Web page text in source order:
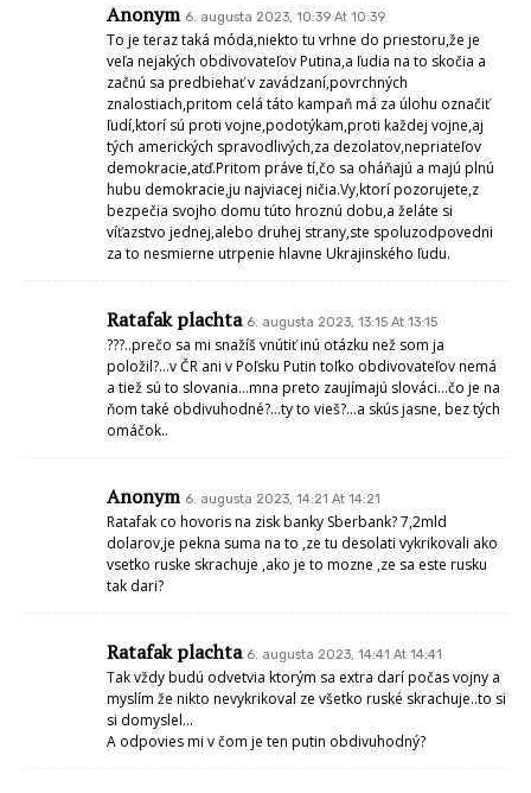
Anonym 6. augusta 2023, 10:39 At 10:39
To je teraz taká móda,niekto tu vrhne do priestoru,že je
veľa nejakých obdivovateľov Putina,a ľudia na to skočia a
začnú sa predbiehať v zavádzaní,povrchných
znalostiach,pritom celá táto kampaň má za úlohu označiť
ľudí,ktorí sú proti vojne,podotýkam,proti každej vojne,aj
tých amerických spravodlivých,za dezolatov,nepriateľov
demokracie,atď.Pritom práve tí,čo sa oháňajú a majú plnú
hubu demokracie,ju najviacej ničia.Vy,ktorí pozorujete,z
bezpečia svojho domu túto hroznú dobu,a želáte si
víťazstvo jednej,alebo druhej strany,ste spoluzodpovedni
za to nesmierne utrpenie hlavne Ukrajinského ľudu.
Ratafak plachta 6. augusta 2023, 13:15 At 13:15
???..prečo sa mi snažíš vnútiť inú otázku než som ja
položil?…v ČR ani v Poľsku Putin toľko obdivovateľov nemá
a tiež sú to slovania…mna preto zaujímajú slováci…čo je na
ňom také obdivuhodné?…ty to vieš?…a skús jasne, bez tých
omáčok..
Anonym 6. augusta 2023, 14:21 At 14:21
Ratafak co hovoris na zisk banky Sberbank? 7,2mld
dolarov,je pekna suma na to ,ze tu desolati vykrikovali ako
vsetko ruske skrachuje ,ako je to mozne ,ze sa este rusku
tak dari?
Ratafak plachta 6. augusta 2023, 14:41 At 14:41
Tak vždy budú odvetvia ktorým sa extra darí počas vojny a
myslím že nikto nevykrikoval ze všetko ruské skrachuje..to si
si domyslel…
A odpovies mi v čom je ten putin obdivuhodný?